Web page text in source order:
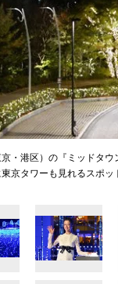
・港区）の『ミッドタ
京タワーも見れるスポッ